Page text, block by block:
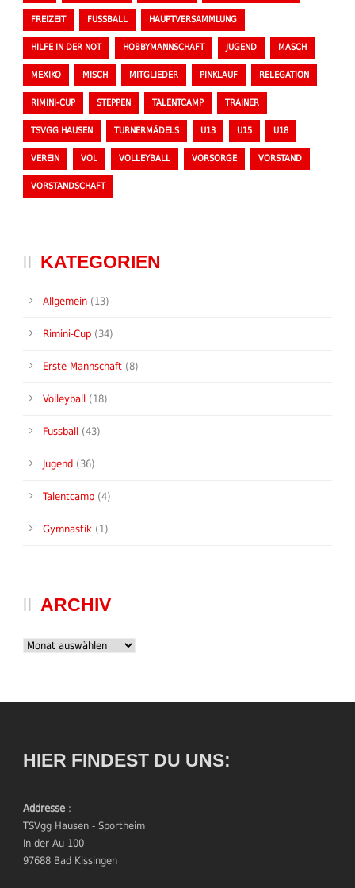
FREIZEIT FUSSBALL HAUPTVERSAMMLUNG
HILFE IN DER NOT HOBBYMANNSCHAFT JUGEND MASCH
MEXIKO MISCH MITGLIEDER PINKLAUF RELEGATION
RIMINI-CUP STEPPEN TALENTCAMP TRAINER
TSVGG HAUSEN TURNERMÄDELS U13 U15 U18
VEREIN VOL VOLLEYBALL VORSORGE VORSTAND
VORSTANDSCHAFT
KATEGORIEN
Allgemein (13)
Rimini-Cup (34)
Erste Mannschaft (8)
Volleyball (18)
Fussball (43)
Jugend (36)
Talentcamp (4)
Gymnastik (1)
ARCHIV
Archiv
HIER FINDEST DU UNS:
Addresse :
TSVgg Hausen - Sportheim
In der Au 100
97688 Bad Kissingen